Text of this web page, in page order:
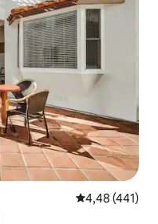
4,48 av 5 i
4,48 (441)